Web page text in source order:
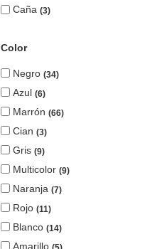
Caña 3
Color
Negro 34
Azul 6
Marrón 66
Cian 3
Gris 9
Multicolor 9
Naranja 7
Rojo 11
Blanco 14
Amarillo